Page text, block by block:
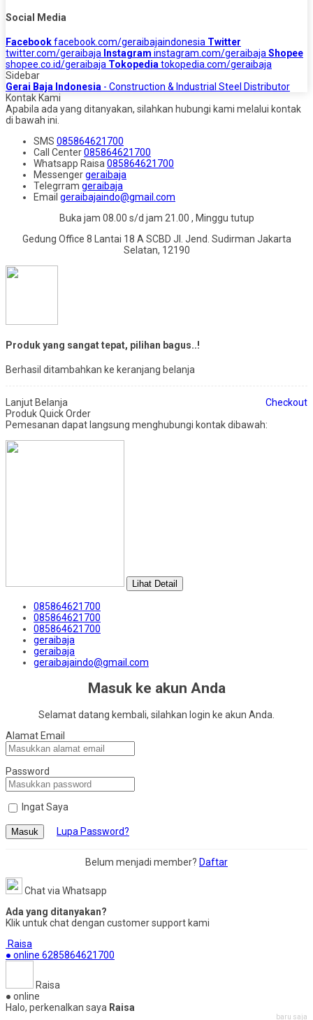
Social Media
Facebookfacebook.com/geraibajaindonesia Twitter
twitter.com/geraibaja Instagram instagram.com/geraibaja Shopee
shopee.co.id/geraibaja Tokopedia tokopedia.com/geraibaja
Sidebar
Gerai Baja Indonesia - Construction & Industrial Steel Distributor
Kontak Kami
Apabila ada yang ditanyakan, silahkan hubungi kami melalui kontak
di bawah ini.
SMS 085864621700
Call Center085864621700
Whatsapp Raisa 085864621700
Messengergeraibaja
Telegrram geraibaja
Email geraibajaindo@gmail.com
Buka jam 08.00 s/d jam 21.00 , Minggu tutup
Gedung Office 8 Lantai 18 A SCBD Jl. Jend. Sudirman Jakarta
Selatan, 12190
Produk yang sangat tepat, pilihan bagus..!
Berhasil ditambahkan ke keranjang belanja
Lanjut Belanja
Checkout
Produk Quick Order
Pemesanan dapat langsung menghubungi kontak dibawah:
Lihat Detail
085864621700
085864621700
085864621700
geraibaja
geraibaja
geraibajaindo@gmail.com
Masuk ke akun Anda
Selamat datang kembali, silahkan login ke akun Anda.
Alamat Email
Password
Ingat Saya
Masuk Lupa Password?
Belum menjadi member? Daftar
Chat via Whatsapp
Ada yang ditanyakan?
Klik untuk chat dengan customer support kami
Raisa
● online 6285864621700
Raisa
● online
Halo, perkenalkan saya Raisa
baru saja